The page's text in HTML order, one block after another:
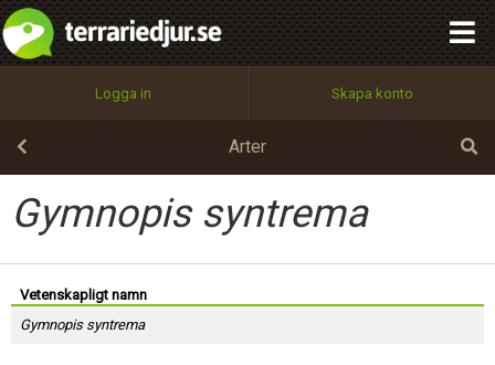
Logga in Skapa konto
Arter
Gymnopis syntrema
Vetenskapligt namn
Gymnopis syntrema
Utför
100%
OK
integritetspolicy
Namn:
Epost:
Användarnamn:
Lösenord:
Begär nytt lösenord
Tillbaka till förstasidan